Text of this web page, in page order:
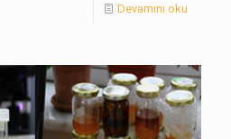
Devamını oku